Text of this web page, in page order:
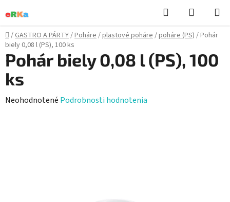
na
obsah
Hľadať
KOŠÍK
Domov
/GASTRO A PÁRTY/Poháre/plastové poháre/poháre (PS) /Pohár
biely 0,08 l (PS), 100 ks
Pohár biely 0,08 l (PS), 100
ks
Priemerné
Neohodnotené Podrobnosti hodnotenia